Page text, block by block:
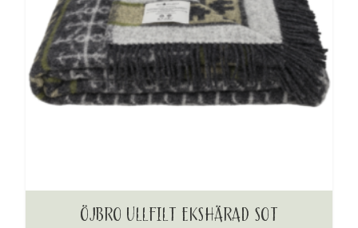
ÖJBRO ULLFILT EKSHÄRAD SOT